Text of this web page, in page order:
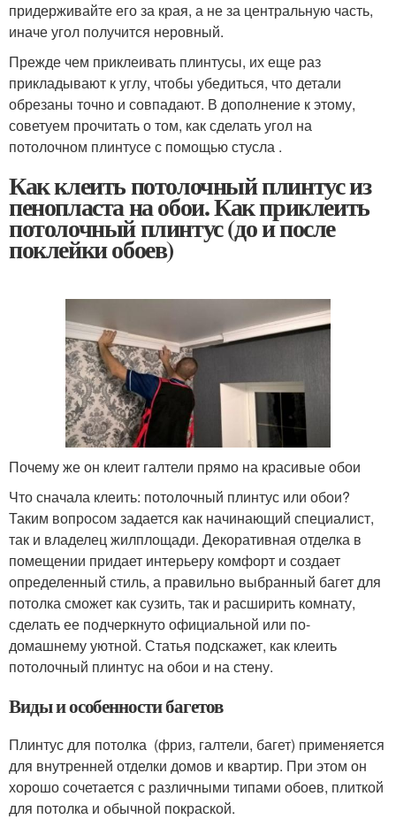
придерживайте его за края, а не за центральную часть,
иначе угол получится неровный.
Прежде чем приклеивать плинтусы, их еще раз
прикладывают к углу, чтобы убедиться, что детали
обрезаны точно и совпадают. В дополнение к этому,
советуем прочитать о том, как сделать угол на
потолочном плинтусе с помощью стусла .
Как клеить потолочный плинтус из
пенопласта на обои. Как приклеить
потолочный плинтус (до и после
поклейки обоев)
Почему же он клеит галтели прямо на красивые обои
Что сначала клеить: потолочный плинтус или обои?
Таким вопросом задается как начинающий специалист,
так и владелец жилплощади. Декоративная отделка в
помещении придает интерьеру комфорт и создает
определенный стиль, а правильно выбранный багет для
потолка сможет как сузить, так и расширить комнату,
сделать ее подчеркнуто официальной или по-
домашнему уютной. Статья подскажет, как клеить
потолочный плинтус на обои и на стену.
Виды и особенности багетов
Плинтус для потолка (фриз, галтели, багет) применяется
для внутренней отделки домов и квартир. При этом он
хорошо сочетается с различными типами обоев, плиткой
для потолка и обычной покраской.